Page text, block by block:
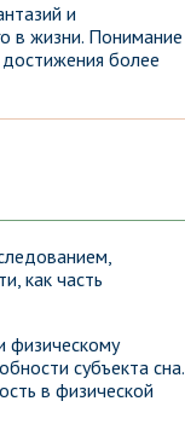
и
в жизни. Понимание
более
как часть
физическому
субъекта сна.
в физической